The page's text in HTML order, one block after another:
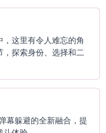
这里有令人难忘的角
探索身份、选择和二
幕躲避的全新融合，提